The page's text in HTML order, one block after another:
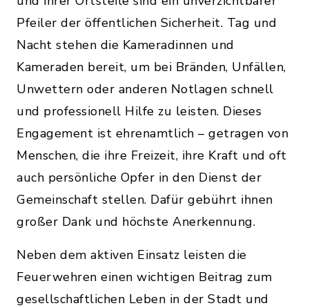
Pfeiler der öffentlichen Sicherheit. Tag und
Nacht stehen die Kameradinnen und
Kameraden bereit, um bei Bränden, Unfällen,
Unwettern oder anderen Notlagen schnell
und professionell Hilfe zu leisten. Dieses
Engagement ist ehrenamtlich – getragen von
Menschen, die ihre Freizeit, ihre Kraft und oft
auch persönliche Opfer in den Dienst der
Gemeinschaft stellen. Dafür gebührt ihnen
großer Dank und höchste Anerkennung.
Neben dem aktiven Einsatz leisten die
Feuerwehren einen wichtigen Beitrag zum
gesellschaftlichen Leben in der Stadt und